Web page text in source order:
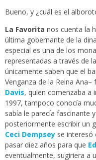
Bueno, y ¿cuál es el
La Favorita nos cuenta la
última gobernante de la
especial es una de los
representadas a través de
únicamente saben que el
Venganza de la Reina
Davis, quien comenzaba a
1997, tampoco conocía
sabía le parecía fascinante
posteriormente escribir un
Ceci Dempsey se interesó
pasar diez años para que
eventualmente, sugiriera a